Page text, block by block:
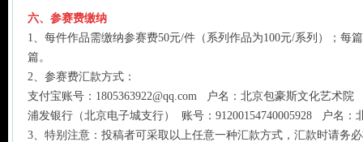
六、参赛费缴纳
1、每件作品需缴纳参赛费50元/件（系列作品为100元/系列）；每
篇。
2、参赛费汇款方式：
支付宝账号：1805363922@qq.com 户名：北京包豪斯文化艺术院
浦发银行（北京电子城支行） 账号：91200154740005928 户名：
3、特别注意：投稿者可采取以上任意一种汇款方式，汇款时请务